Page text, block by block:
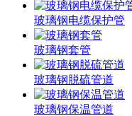
玻璃钢电缆保护管
玻璃钢套管
玻璃钢脱硫管道
玻璃钢保温管道